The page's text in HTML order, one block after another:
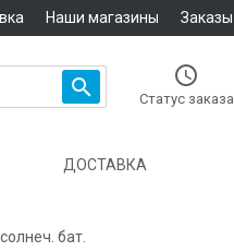
Наши магазины Заказы
 
Статус заказа
ДОСТАВКА
бат.